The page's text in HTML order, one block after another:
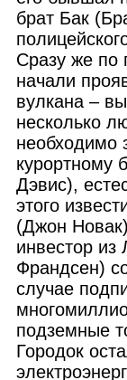
брат Бак
Сразу же по
начали
вулкана –
несколько
необходимо
курортному
Дэвис),
этого
(Джон
инвестор
Франдсен)
случае
подземные
Городок